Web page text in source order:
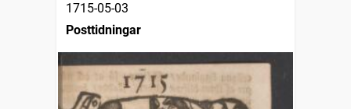
1715-05-03
Posttidningar